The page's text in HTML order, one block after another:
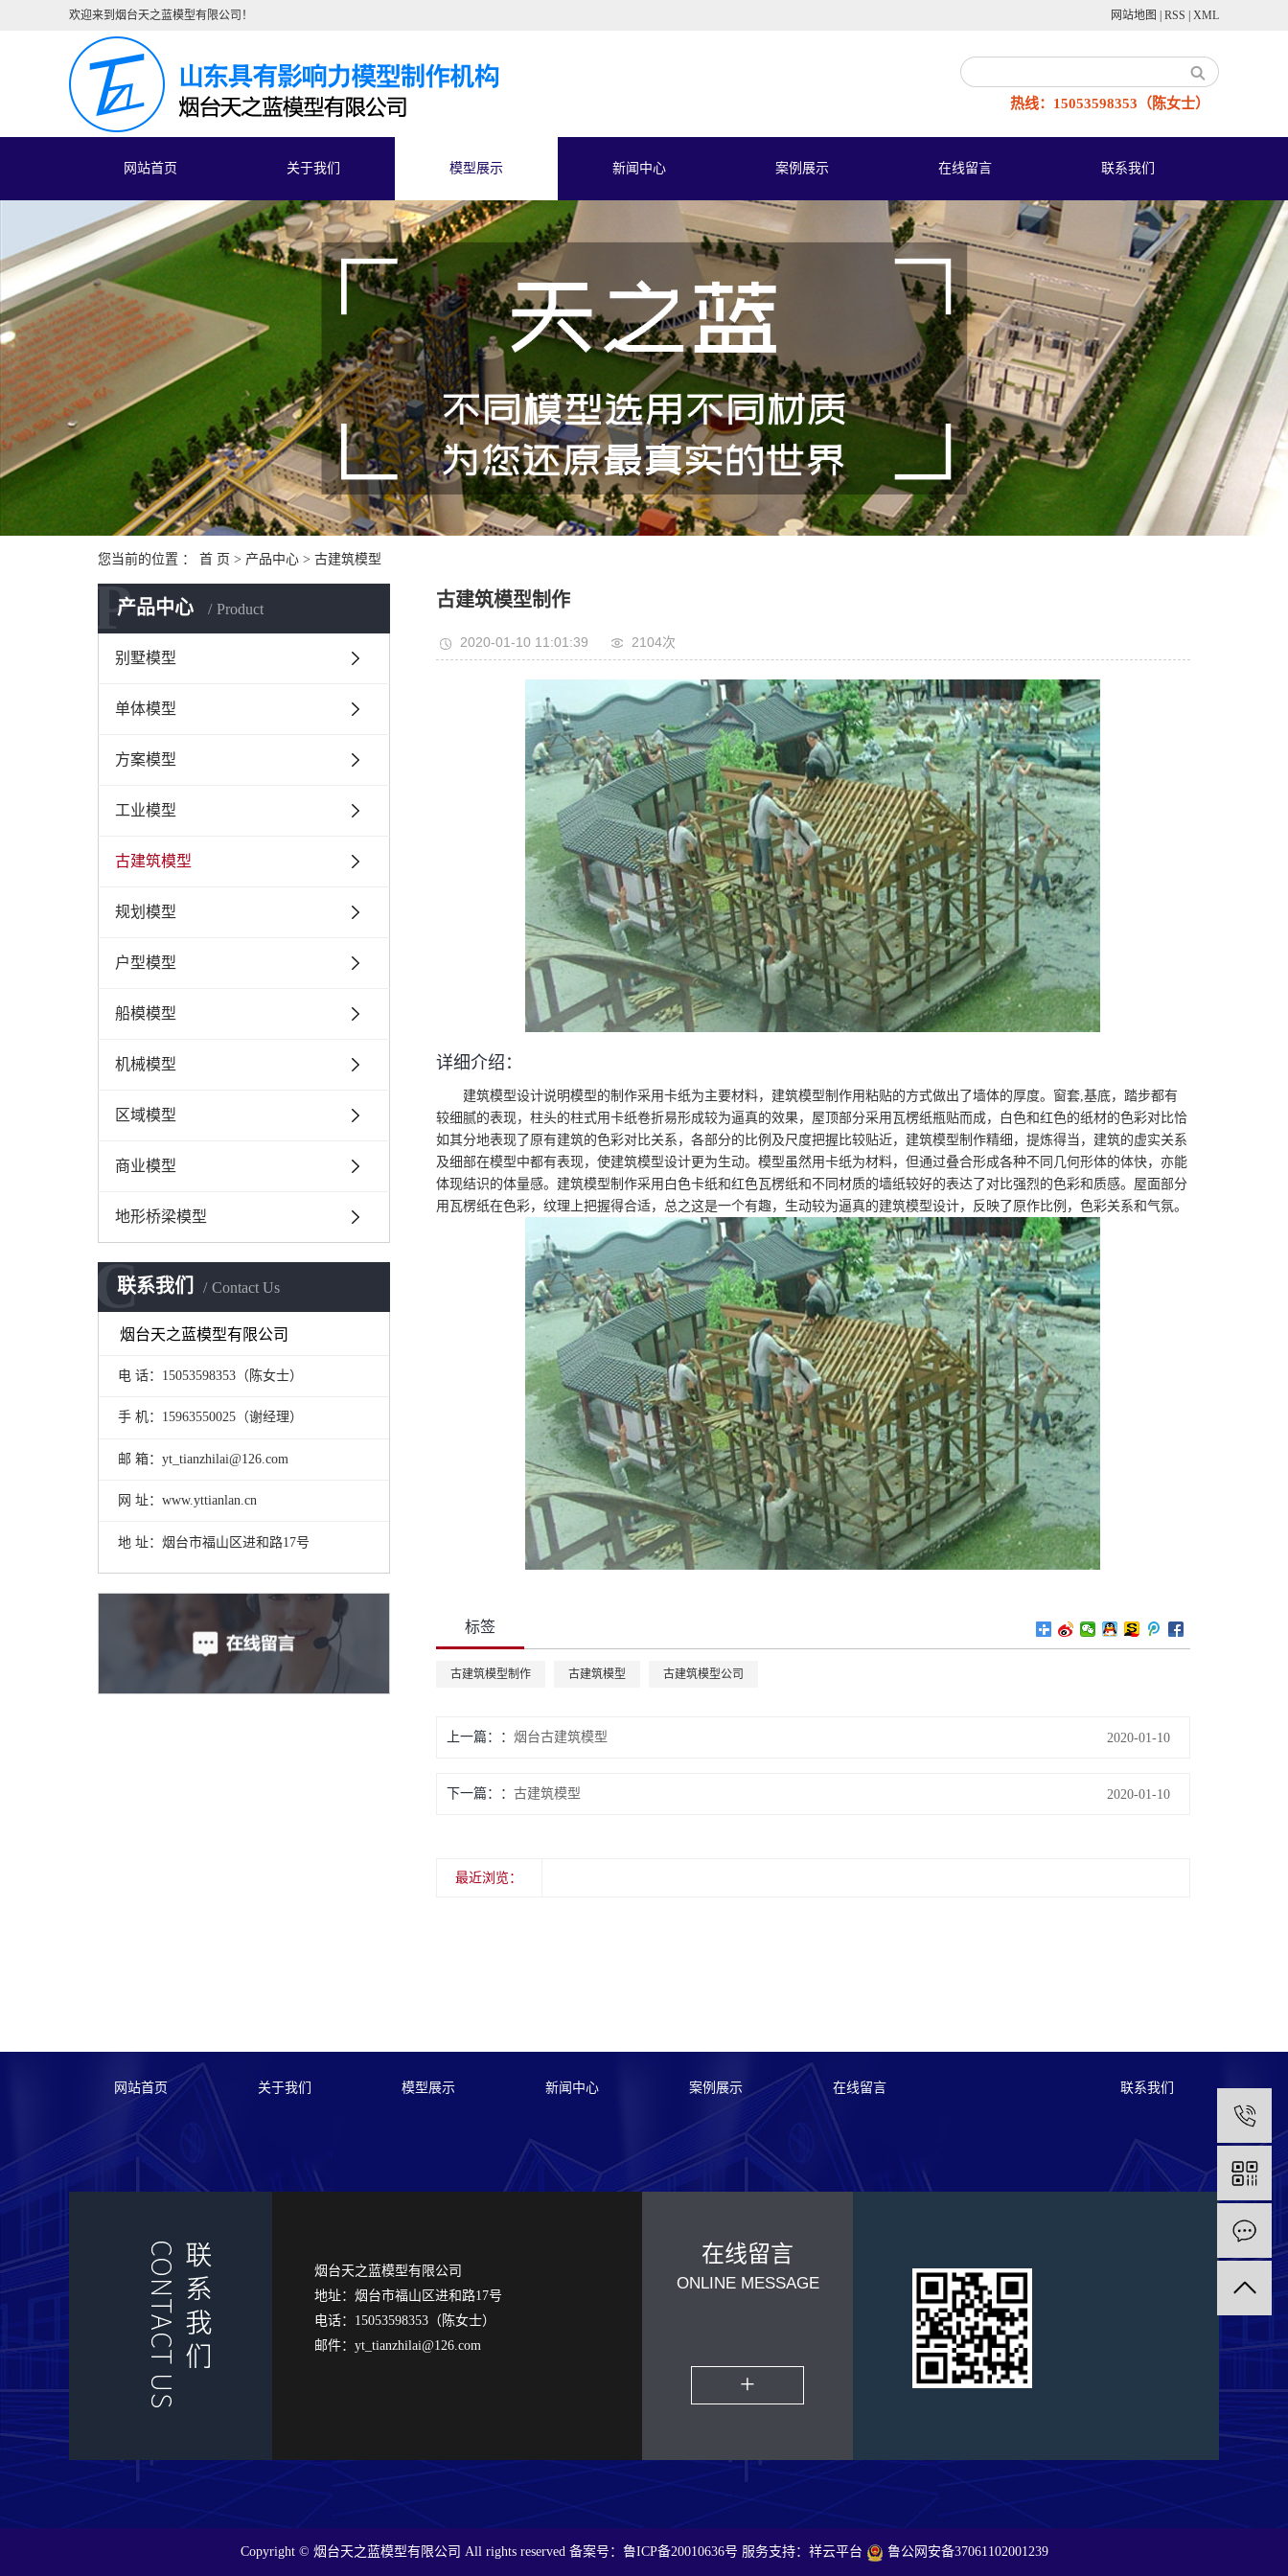
欢迎来到烟台天之蓝模型有限公司！ 网站地图 RSS XML
热线：15053598353（陈女士）
网站首页 关于我们 模型展示 新闻中心 案例展示 在线留言 联系我们
您当前的位置 ： 首 页 > 产品中心 > 古建筑模型
产品中心 Product
P
别墅模型
单体模型
方案模型
工业模型
古建筑模型
规划模型
户型模型
船模模型
机械模型
区域模型
商业模型
地形桥梁模型
联系我们 Contact Us
C
烟台天之蓝模型有限公司
电 话：15053598353（陈女士）
手 机： 15963550025（谢经理）
邮 箱：yt_tianzhilai@126.com
网 址：www.yttianlan.cn
地 址： 烟台市福山区进和路17号
古建筑模型制作
2020-01-10 11:01:39 2104次
详细介绍：
建筑模型设计说明模型的制作采用卡纸为主要材料，建筑模型制作用粘贴的方式做出了墙体的厚度。窗套,基底，踏步都有
较细腻的表现，柱头的柱式用卡纸卷折易形成较为逼真的效果，屋顶部分采用瓦楞纸瓶贴而成，白色和红色的纸材的色彩对比恰
如其分地表现了原有建筑的色彩对比关系，各部分的比例及尺度把握比较贴近，建筑模型制作精细，提炼得当，建筑的虚实关系
及细部在模型中都有表现，使建筑模型设计更为生动。模型虽然用卡纸为材料，但通过叠合形成各种不同几何形体的体快，亦能
体现结识的体量感。建筑模型制作采用白色卡纸和红色瓦楞纸和不同材质的墙纸较好的表达了对比强烈的色彩和质感。屋面部分
用瓦楞纸在色彩，纹理上把握得合适，总之这是一个有趣，生动较为逼真的建筑模型设计，反映了原作比例，色彩关系和气氛。
标签
古建筑模型制作 古建筑模型 古建筑模型公司
上一篇： 烟台古建筑模型 2020-01-10
下一篇： 古建筑模型 2020-01-10
最近浏览：
网站首页 关于我们 模型展示 新闻中心 案例展示 在线留言 联系我们
烟台天之蓝模型有限公司
地址： 烟台市福山区进和路17号
电话：15053598353（陈女士）
邮件：yt_tianzhilai@126.com
在线留言
ONLINE MESSAGE
+
Copyright © 烟台天之蓝模型有限公司 All rights reserved 备案号： 鲁ICP备20010636号 服务支持： 祥云平台 鲁公网安备37061102001239